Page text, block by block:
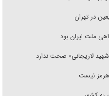
در تهران
ملت ایران بود
شهید لاریجانی» صحت ندارد
هرمز نیست